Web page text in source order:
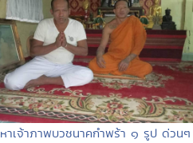
หาเจ้าภาพบวชนาคกำพร้า ๑ รูป ด่วนๆ